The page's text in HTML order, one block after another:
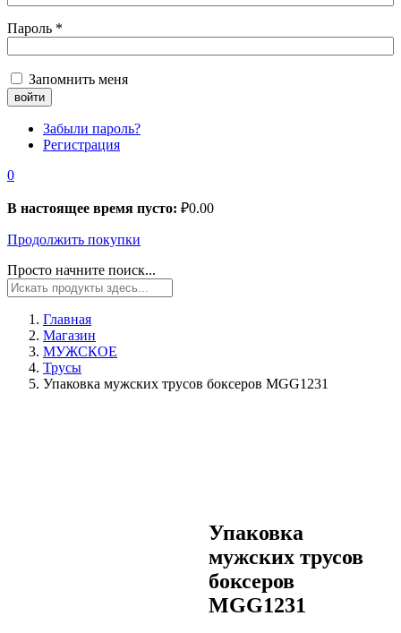
Пароль *
Запомнить меня
Забыли пароль?
Регистрация
0
В настоящее время пусто: ₽0.00
Продолжить покупки
Просто начните поиск...
Главная
Магазин
МУЖСКОЕ
Трусы
Упаковка мужских трусов боксеров MGG1231
Упаковка
мужских трусов
боксеров
MGG1231